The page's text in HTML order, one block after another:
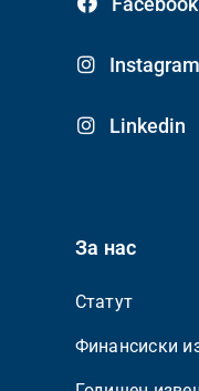
Instagram
Linkedin
За нас
Статут
Финансиски